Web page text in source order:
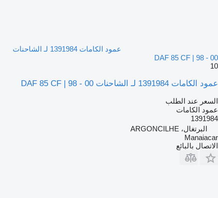
عمود الكامات 1391984 لـ الشاحنات
DAF 85 CF | 98 - 00
10
عمود الكامات 1391984 لـ الشاحنات DAF 85 CF | 98 - 00
السعر عند الطلب
عمود الكامات
1391984
البرتغال، ARGONCILHE
Manaiacar
الاتصال بالبائع